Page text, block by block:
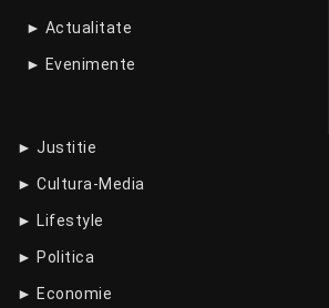
► Actualitate
► Evenimente
► Justitie
► Cultura-Media
► Lifestyle
► Politica
► Economie